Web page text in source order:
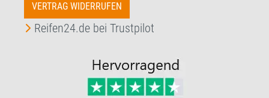
VERTRAG WIDERRUFEN
Reifen24.de bei Trustpilot